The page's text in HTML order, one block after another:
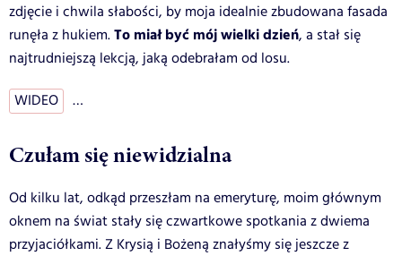
zdjęcie i chwila słabości, by moja idealnie zbudowana fasada
runęła z hukiem.To miał być mój wielki dzień, a stał się
najtrudniejszą lekcją, jaką odebrałam od losu.
WIDEO …
Czułam się niewidzialna
Od kilku lat, odkąd przeszłam na emeryturę, moim głównym
oknem na świat stały się czwartkowe spotkania z dwiema
przyjaciółkami. Z Krysią i Bożeną znałyśmy się jeszcze z